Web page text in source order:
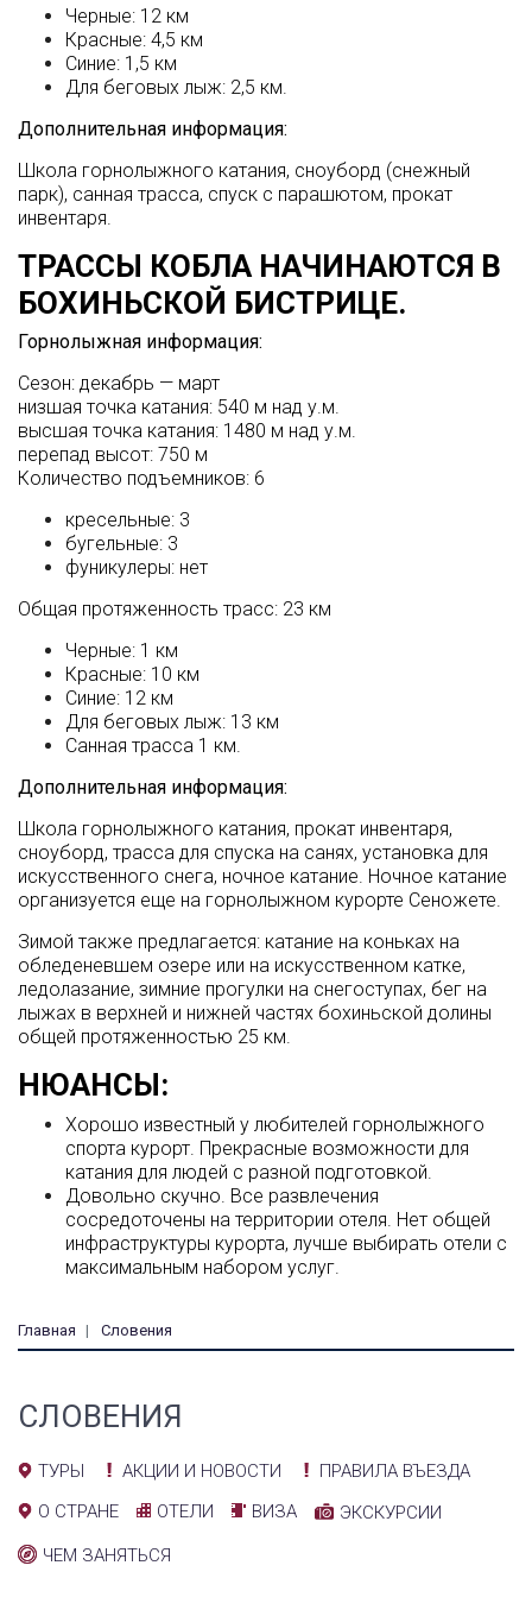
Черные: 12 км
Красные: 4,5 км
Синие: 1,5 км
Для беговых лыж: 2,5 км.
Дополнительная информация:
Школа горнолыжного катания, сноуборд (снежный
парк), санная трасса, спуск с парашютом, прокат
инвентаря.
ТРАССЫ КОБЛА НАЧИНАЮТСЯ В
БОХИНЬСКОЙ БИСТРИЦЕ.
Горнолыжная информация:
Сезон: декабрь — март
низшая точка катания: 540 м над у.м.
высшая точка катания: 1480 м над у.м.
перепад высот: 750 м
Количество подъемников: 6
кресельные: 3
бугельные: 3
фуникулеры: нет
Общая протяженность трасс: 23 км
Черные: 1 км
Красные: 10 км
Синие: 12 км
Для беговых лыж: 13 км
Санная трасса 1 км.
Дополнительная информация:
Школа горнолыжного катания, прокат инвентаря,
сноуборд, трасса для спуска на санях, установка для
искусственного снега, ночное катание. Ночное катание
организуется еще на горнолыжном курорте Сеножете.
Зимой также предлагается: катание на коньках на
обледеневшем озере или на искусственном катке,
ледолазание, зимние прогулки на снегоступах, бег на
лыжах в верхней и нижней частях бохиньской долины
общей протяженностью 25 км.
НЮАНСЫ:
Хорошо известный у любителей горнолыжного
спорта курорт. Прекрасные возможности для
катания для людей с разной подготовкой.
Довольно скучно. Все развлечения
сосредоточены на территории отеля. Нет общей
инфраструктуры курорта, лучше выбирать отели с
максимальным набором услуг.
Главная Словения
СЛОВЕНИЯ
ТУРЫ АКЦИИ И НОВОСТИ
ПРАВИЛА ВЪЕЗДА
О СТРАНЕ
ОТЕЛИ ВИЗА
ЭКСКУРСИИ
ЧЕМ ЗАНЯТЬСЯ